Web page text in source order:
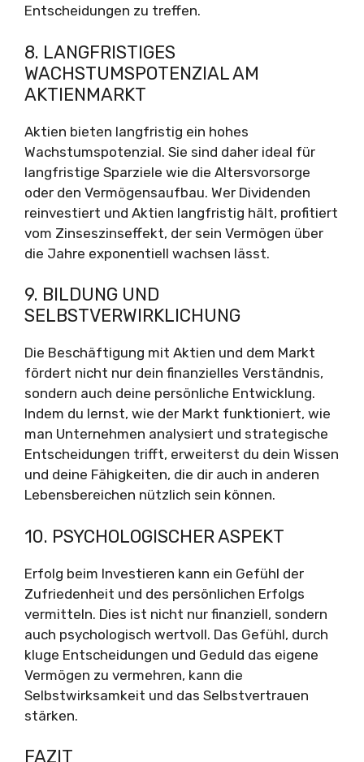
Entscheidungen zu treffen.
8. LANGFRISTIGES
WACHSTUMSPOTENZIAL AM
AKTIENMARKT
Aktien bieten langfristig ein hohes
Wachstumspotenzial. Sie sind daher ideal für
langfristige Sparziele wie die Altersvorsorge
oder den Vermögensaufbau. Wer Dividenden
reinvestiert und Aktien langfristig hält, profitiert
vom Zinseszinseffekt, der sein Vermögen über
die Jahre exponentiell wachsen lässt.
9. BILDUNG UND
SELBSTVERWIRKLICHUNG
Die Beschäftigung mit Aktien und dem Markt
fördert nicht nur dein finanzielles Verständnis,
sondern auch deine persönliche Entwicklung.
Indem du lernst, wie der Markt funktioniert, wie
man Unternehmen analysiert und strategische
Entscheidungen trifft, erweiterst du dein Wissen
und deine Fähigkeiten, die dir auch in anderen
Lebensbereichen nützlich sein können.
10. PSYCHOLOGISCHER ASPEKT
Erfolg beim Investieren kann ein Gefühl der
Zufriedenheit und des persönlichen Erfolgs
vermitteln. Dies ist nicht nur finanziell, sondern
auch psychologisch wertvoll. Das Gefühl, durch
kluge Entscheidungen und Geduld das eigene
Vermögen zu vermehren, kann die
Selbstwirksamkeit und das Selbstvertrauen
stärken.
FAZIT